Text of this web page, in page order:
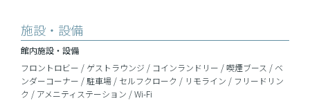
施設・設備
館内施設・設備
フロントロビー / ゲストラウンジ / コインランドリー / 喫煙ブース / ベ
ンダーコーナー / 駐車場 / セルフクローク / リモライン / フリードリン
ク / アメニティステーション / Wi-Fi